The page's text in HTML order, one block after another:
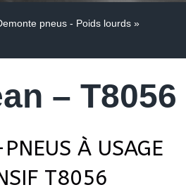
pneus - Poids lourds »
– T8056
À USAGE
T8056